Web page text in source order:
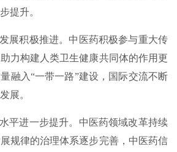
提升。
展积极推进。中医药积极参与重大传
力构建人类卫生健康共同体的作用更
融入“一带一路”建设，国际交流不断
展。
平进一步提升。中医药领域改革持续
规律的治理体系逐步完善，中医药信